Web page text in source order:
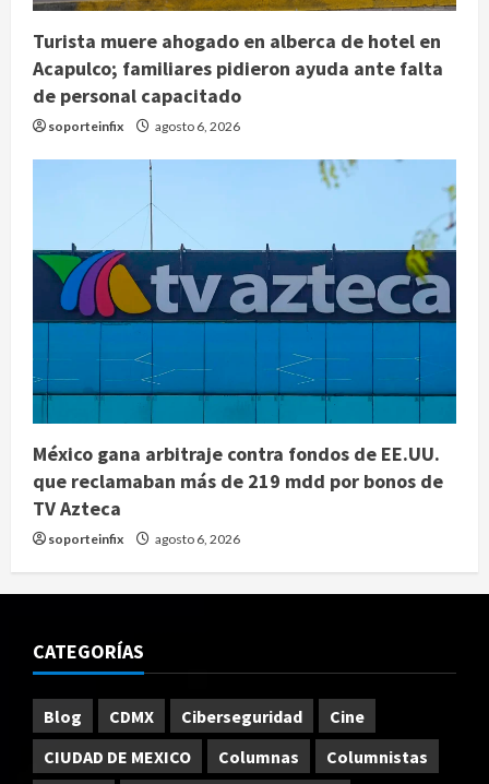
Turista muere ahogado en alberca de hotel en
Acapulco; familiares pidieron ayuda ante falta
de personal capacitado
soporteinfix agosto 6, 2026
México gana arbitraje contra fondos de EE.UU.
que reclamaban más de 219 mdd por bonos de
TV Azteca
soporteinfix agosto 6, 2026
CATEGORÍAS
Blog CDMX Ciberseguridad
Cine
CIUDAD DE MEXICO
Columnas
Columnistas